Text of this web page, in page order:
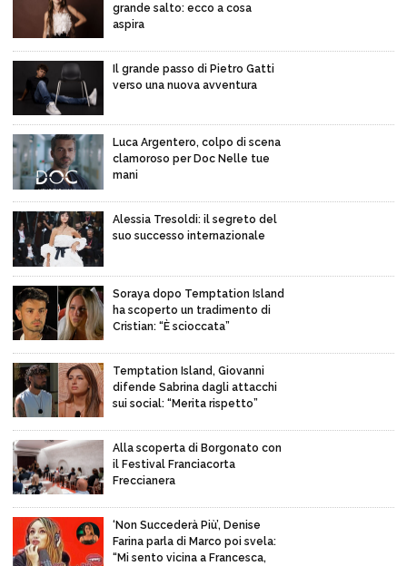
grande salto: ecco a cosa
aspira
Il grande passo di Pietro Gatti
verso una nuova avventura
Luca Argentero, colpo di scena
clamoroso per Doc Nelle tue
mani
Alessia Tresoldi: il segreto del
suo successo internazionale
Soraya dopo Temptation Island
ha scoperto un tradimento di
Cristian: “È scioccata”
Temptation Island, Giovanni
difende Sabrina dagli attacchi
sui social: “Merita rispetto”
Alla scoperta di Borgonato con
il Festival Franciacorta
Freccianera
‘Non Succederà Più’, Denise
Farina parla di Marco poi svela:
“Mi sento vicina a Francesca,